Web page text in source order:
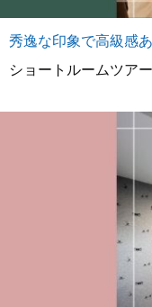
秀逸な印象で高級感
ショートルームツアー